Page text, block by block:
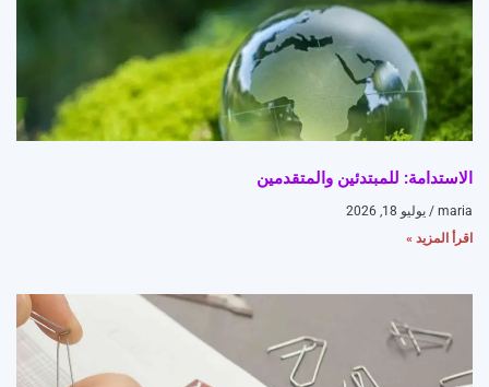
الاستدامة: للمبتدئين والمتقدمين
maria
يوليو 18, 2026
اقرأ المزيد »